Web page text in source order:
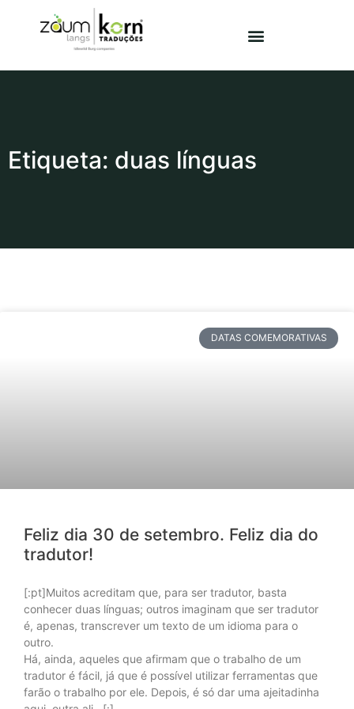
Etiqueta: duas línguas
DATAS COMEMORATIVAS
Feliz dia 30 de setembro. Feliz dia do
tradutor!
[:pt]Muitos acreditam que, para ser tradutor, basta
conhecer duas línguas; outros imaginam que ser tradutor
é, apenas, transcrever um texto de um idioma para o
outro.
Há, ainda, aqueles que afirmam que o trabalho de um
tradutor é fácil, já que é possível utilizar ferramentas que
farão o trabalho por ele. Depois, é só dar uma ajeitadinha